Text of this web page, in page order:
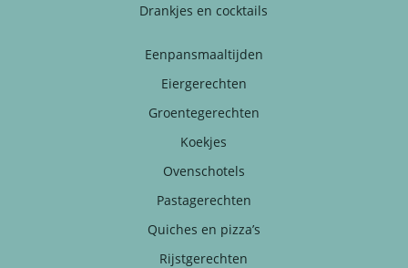
Drankjes en cocktails
Eenpansmaaltijden
Eiergerechten
Groentegerechten
Koekjes
Ovenschotels
Pastagerechten
Quiches en pizza’s
Rijstgerechten